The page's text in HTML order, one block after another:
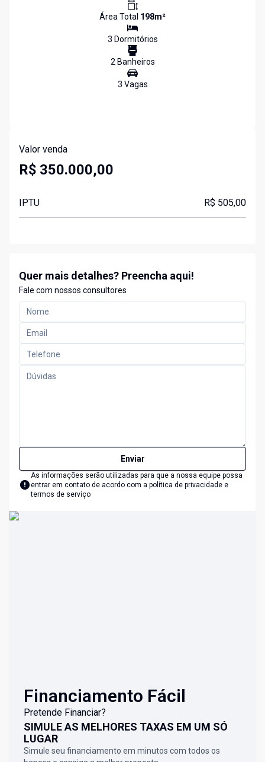
Área Total 198m²
3 Dormitórios
2Banheiros
3 Vagas
Valor venda
R$ 350.000,00
IPTU R$ 505,00
Quer mais detalhes? Preencha aqui!
Fale com nossos consultores
Enviar
As informações serão utilizadas para que a nossa equipe possa
entrar em contato de acordo com a política de privacidade e
termos de serviço
Financiamento Fácil
Pretende Financiar?
SIMULE AS MELHORES TAXAS EM UM SÓ
LUGAR
Simule seu financiamento em minutos com todos os